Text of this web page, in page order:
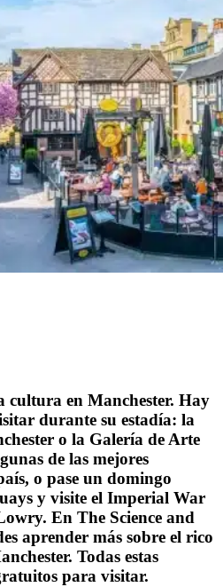
cultura en Manchester. Hay
durante su estadía: la
o la Galería de Arte
de las mejores
o pase un domingo
y visite el Imperial War
En The Science and
aprender más sobre el rico
Todas estas
para visitar.